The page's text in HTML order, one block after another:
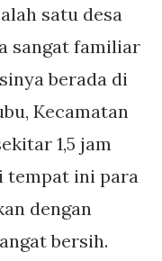
satu desa
sangat familiar
berada di
Kecamatan
1,5 jam
tempat ini para
dengan
bersih.